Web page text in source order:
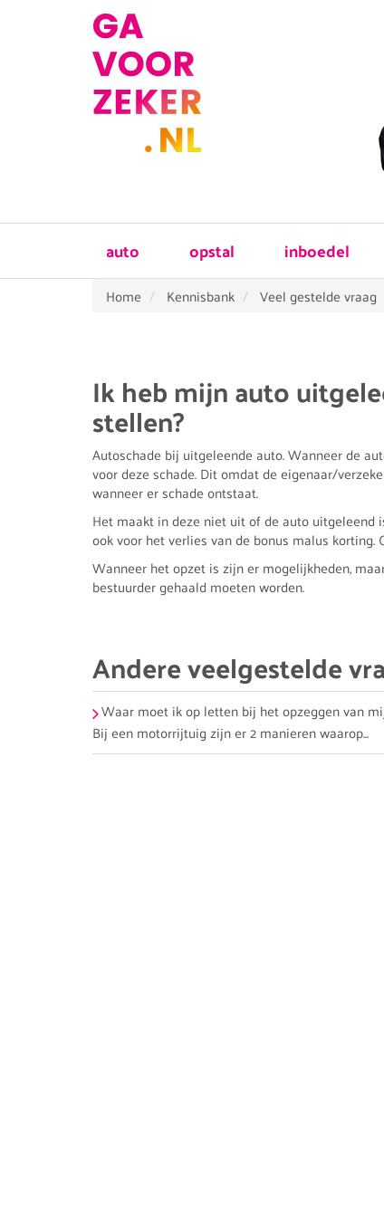
auto opstal inboedel
Home Kennisbank Veel gestelde vraag
Ik heb mijn auto
stellen?
Autoschade bij uitgeleende auto. Wanneer de
voor deze schade. Dit omdat de eigenaar/
wanneer er schade ontstaat.
Het maakt in deze niet uit of de auto uitgeleend
ook voor het verlies van de bonus malus
Wanneer het opzet is zijn er mogelijkheden,
bestuurder gehaald moeten worden.
Andere veelgestelde
Waar moet ik op letten bij het opzeggen van
Bij een motorrijtuig zijn er 2 manieren waarop...